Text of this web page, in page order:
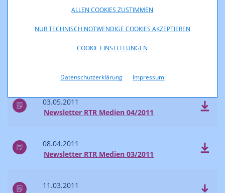
ALLEN COOKIES ZUSTIMMEN
NUR TECHNISCH NOTWENDIGE COOKIES AKZEPTIEREN
COOKIE EINSTELLUNGEN
Datenschutzerklärung Impressum
Kommunikationsbericht 2010
03.05.2011
Newsletter RTR Medien 04/2011
08.04.2011
Newsletter RTR Medien 03/2011
11.03.2011